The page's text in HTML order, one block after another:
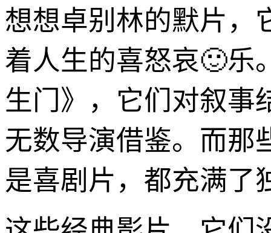
想想卓别林的默片，
着人生的喜怒哀🙂乐
生门》，它们对叙事
无数导演借鉴。而那
是喜剧片，都充满了